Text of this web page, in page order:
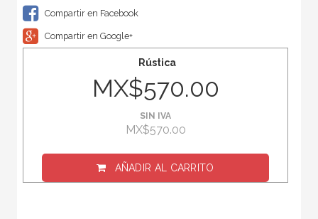
Compartir en Facebook
Compartir en Google+
Rústica
MX$570.00
SIN IVA
MX$570.00
AÑADIR AL CARRITO